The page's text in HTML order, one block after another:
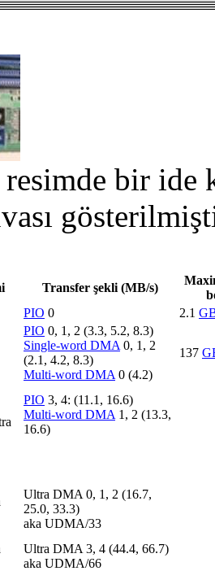
resimde bir ide
Transfer şekli (MB/s)
PIO 0 2.1
PIO 0, 1, 2 (3.3, 5.2, 8.3)
Single-word DMA 0, 1, 2
(2.1, 4.2, 8.3)
Multi-word DMA 0 (4.2)
137
PIO 3, 4: (11.1, 16.6)
Multi-word DMA 1, 2 (13.3,
16.6)
Ultra DMA 0, 1, 2 (16.7,
25.0, 33.3)
aka UDMA/33
Ultra DMA 3, 4 (44.4, 66.7)
aka UDMA/66